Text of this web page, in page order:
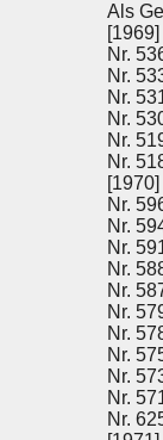
Als
[1969]
Nr.
Nr.
Nr.
Nr.
Nr.
Nr.
Nr.
Nr.
Nr.
Nr.
Nr.
Nr.
Nr.
Nr.
Nr.
Nr.
Nr.